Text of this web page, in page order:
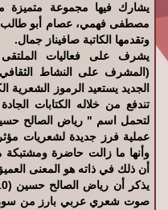
يشارك فيها مجموعة متميزة
مصطفى فهمي، عصام أبو طالب،
وتقدمها الكاتبة صافيناز جمال.
يشرف على فعاليات
(المشرف على النشاط
الجديد يستعيد الرموز
تندفع من خلاله الكتابات
لتحمل اسم " رياض الصالح
عملية فرز جديدة لشعريات
وأنها ما زالت حاضرة ومشتبكة
أن ذلك في ذاته هو المعنى
صوت شعري عربي بارز من سوريا